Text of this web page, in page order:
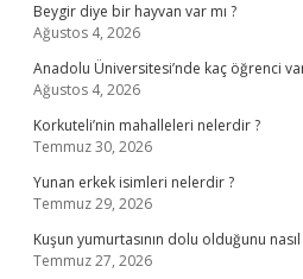
Beygir diye bir hayvan var mı ?
Ağustos 4, 2026
Anadolu Üniversitesi’nde kaç öğrenci
Ağustos 4, 2026
Korkuteli’nin mahalleleri nelerdir ?
Temmuz 30, 2026
Yunan erkek isimleri nelerdir ?
Temmuz 29, 2026
Kuşun yumurtasının dolu olduğunu nasıl
Temmuz 27, 2026